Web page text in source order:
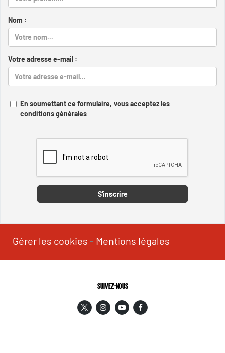
Nom :
Votre adresse e-mail :
En soumettant ce formulaire, vous acceptez les
conditions générales
S'inscrire
Gérer les cookies - Mentions légales
SUIVEZ-NOUS